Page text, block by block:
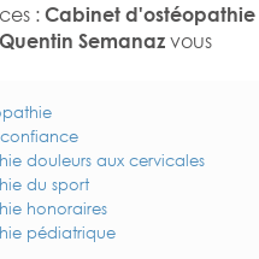
:Cabinet d'ostéopathie
Semanazvous
douleurs aux cervicales
du sport
honoraires
pédiatrique